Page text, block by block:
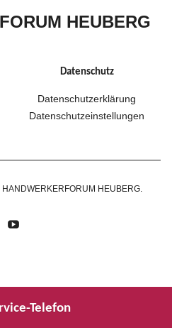
HEUBERG
Datenschutz
Datenschutzerklärung
Datenschutzeinstellungen
HEUBERG
Telefon